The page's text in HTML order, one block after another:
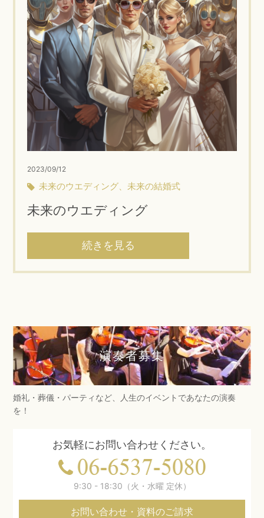
2023/09/12
未来のウエディング、未来の結婚式
未来のウエディング
続きを見る
演奏者募集
婚礼・葬儀・パーティなど、人生のイベントであなたの演奏
を！
お気軽にお問い合わせください。
9:30 - 18:30（火・水曜 定休）
お問い合わせ・資料のご請求